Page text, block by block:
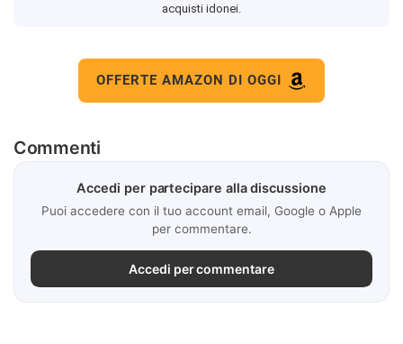
acquisti idonei.
OFFERTE AMAZON DI OGGI
Commenti
Accedi per partecipare alla discussione
Puoi accedere con il tuo account email, Google o Apple
per commentare.
Accedi per commentare